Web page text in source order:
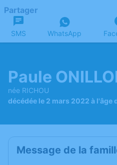
Partager
SMS WhatsApp
Paule
née RICHOU
décédée le 2 mars 2022 à l'âge
Message de la